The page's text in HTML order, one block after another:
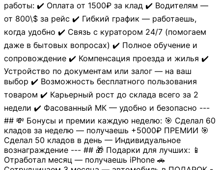
работы: ✔️ Оплата от 1500₽ за клад ✔️ Водителям —
от 800\$ за рейс ✔️ Гибкий график — работаешь,
когда удобно ✔️ Связь с куратором 24/7 (помогаем
даже в бытовых вопросах) ✔️ Полное обучение и
сопровождение ✔️ Компенсация проезда и жилья ✔️
Устройство по документам или залог — на ваш
выбор ✔️ Возможность бесплатного пользования
товаром ✔️ Карьерный рост до склада всего за 2
недели ✔️ Фасованный МК — удобно и безопасно ---
## 💸 Бонусы и премии каждую неделю: 🎯 Сделал 60
кладов за неделю — получаешь +5000₽ ПРЕМИИ 🎯
Сделал 50 кладов в день — Индивидуальное
вознаграждение --- ## 🎁 Подарки для лучших: 📱
Отработал месяц — получаешь iPhone 🚗